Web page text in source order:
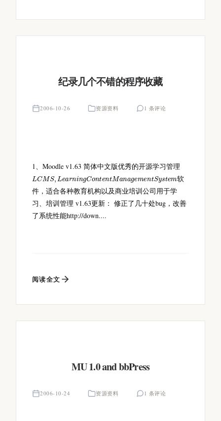
纪录几个不错的程序收藏
2006-10-26 资源资料 1 条评论
1、Moodle v1.63 简体中文版优秀的开源学习管理
L CM S ,L e g nt na g m
软
件，适合各种教育机构以及商业培训公司用于学
习、培训管理 v1.63更新： 修正了几十处bug，改善
了系统性能http://down....
阅读全文
MU 1.0 and bbPress
2006-10-24 资源资料 1 条评论